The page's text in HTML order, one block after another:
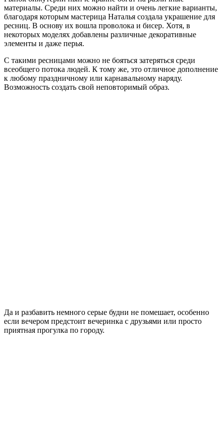
материалы. Среди них можно найти и очень легкие варианты,
благодаря которым мастерица Наталья создала украшение для
ресниц. В основу их вошла проволока и бисер. Хотя, в
некоторых моделях добавлены различные декоративные
элементы и даже перья.
С такими ресницами можно не бояться затеряться среди
всеобщего потока людей. К тому же, это отличное дополнение
к любому праздничному или карнавальному наряду.
Возможность создать свой неповторимый образ.
Да и разбавить немного серые будни не помешает, особенно
если вечером предстоит вечеринка с друзьями или просто
приятная прогулка по городу.